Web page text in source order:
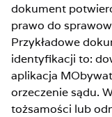
dokument
prawo do
Przykładowe
identyfikacji to:
aplikacja
orzeczenie sądu.
tożsamości lub